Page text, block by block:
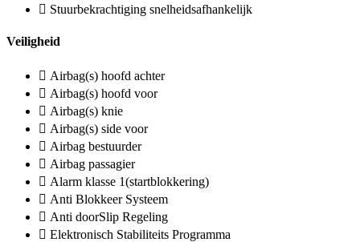
Stuurbekrachtiging snelheidsafhankelijk
Veiligheid
Airbag(s) hoofd achter
Airbag(s) hoofd voor
Airbag(s) knie
Airbag(s) side voor
Airbag bestuurder
Airbag passagier
Alarm klasse 1(startblokkering)
Anti Blokkeer Systeem
Anti doorSlip Regeling
Elektronisch Stabiliteits Programma